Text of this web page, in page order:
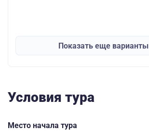
Показать еще варианты
Условия тура
Место начала тура